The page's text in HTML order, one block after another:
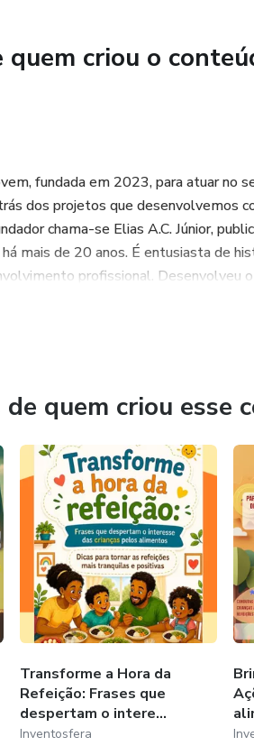
quem criou o
fundada em 2023, para atuar no
dos projetos que desenvolvemos
chama-se Elias A.C. Júnior,
mais de 20 anos. É entusiasta de
profissional. Desenvolveu o
quem criou esse
Transforme a Hora da
Refeição: Frases que
despertam o intere...
Inventosfera